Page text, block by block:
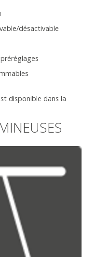
désactivable
disponible dans la